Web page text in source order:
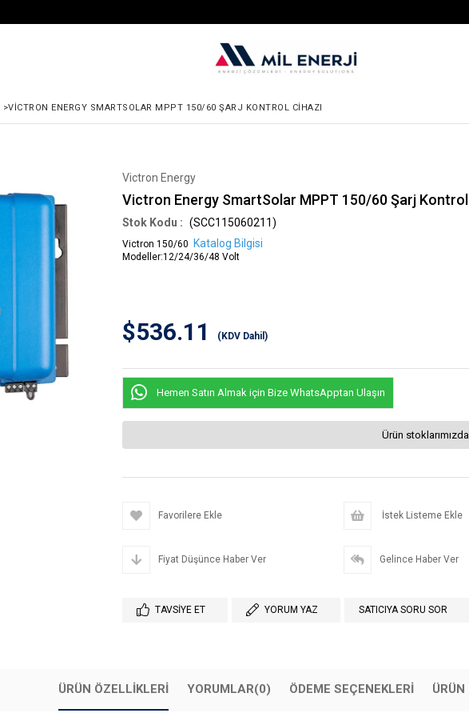
>VICTRON ENERGY SMARTSOLAR MPPT 150/60 ŞARJ KONTROL CIHAZI
Victron Energy
Victron Energy SmartSolar MPPT 150/60 Şarj Kontrol
(SCC115060211)
Victron 150/60 Katalog Bilgisi
Modeller:12/24/36/48 Volt
$536.11 (KDV Dahil)
Hemen Satın Almak için Bize WhatsApptan Ulaşın
Ürün
Favorilere Ekle İstek Listeme Ekle
Fiyat Düşünce Haber Ver Gelince Haber Ver
TAVSIYE ET YORUM YAZ SATICIYA SORU SOR
ÜRÜN ÖZELLIKLERI YORUMLAR(0) ÖDEME SEÇENEKLERI ÜRÜN